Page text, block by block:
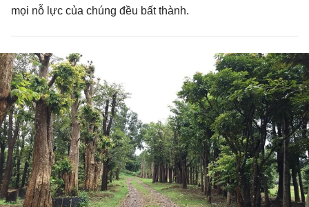
mọi nỗ lực của chúng đều bất thành.